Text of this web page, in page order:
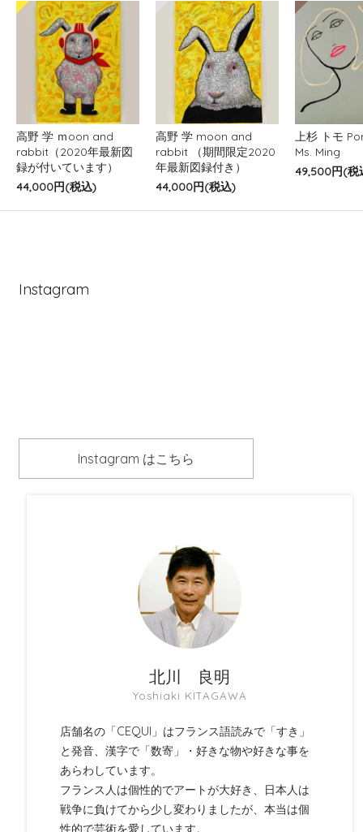
高野 学 ｍoon and
rabbit（2020年最新図
録が付いています）
44,000円(税込)
高野 学 moon and
rabbit （期間限定2020
年最新図録付き）
44,000円(税込)
上杉 トモ
Ms. Ming
49,500円(税
Instagram
Instagram はこちら
北川 良明
Yoshiaki KITAGAWA
店舗名の「CEQUI」はフランス語読みで「すき」
と発音、漢字で「数寄」・好きな物や好きな事を
あらわしています。
フランス人は個性的でアートが大好き、日本人は
戦争に負けてから少し変わりましたが、本当は個
性的で芸術を愛しています。